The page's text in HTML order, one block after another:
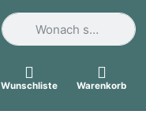
Geben Sie einen
Wunschliste Warenkorb